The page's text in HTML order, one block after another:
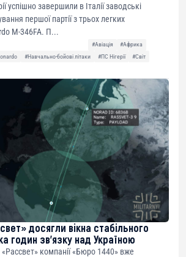
успішно завершили в Італії заводські
першої партії з трьох легких
M-346FA. П...
#Авіація
#Африка
#Навчально-бойові літаки #ПС Нігерії
#Світ
досягли вікна стабільного
годин зв’язку над Україною
«Рассвет» компанії «Бюро 1440» вже